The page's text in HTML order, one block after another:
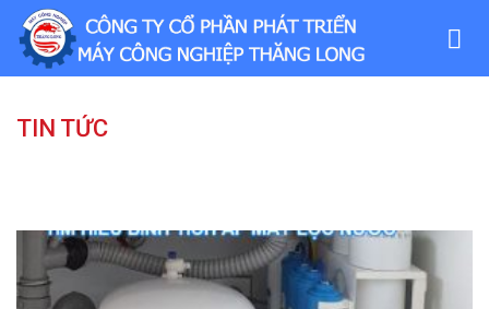
Skip
content
TIN TỨC